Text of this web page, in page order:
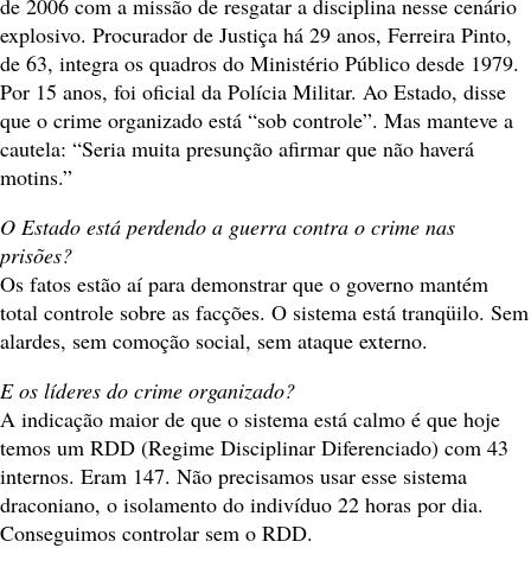
de 2006 com a missão de resgatar a disciplina nesse cenário
explosivo. Procurador de Justiça há 29 anos, Ferreira Pinto,
de 63, integra os quadros do Ministério Público desde 1979.
Por 15 anos, foi oficial da Polícia Militar. Ao Estado, disse
que o crime organizado está “sob controle”. Mas manteve a
cautela: “Seria muita presunção afirmar que não haverá
motins.”
O Estado está perdendo a guerra contra o crime nas
prisões?
Os fatos estão aí para demonstrar que o governo mantém
total controle sobre as facções. O sistema está tranqüilo. Sem
alardes, sem comoção social, sem ataque externo.
E os líderes do crime organizado?
A indicação maior de que o sistema está calmo é que hoje
temos um RDD (Regime Disciplinar Diferenciado) com 43
internos. Eram 147. Não precisamos usar esse sistema
draconiano, o isolamento do indivíduo 22 horas por dia.
Conseguimos controlar sem o RDD.